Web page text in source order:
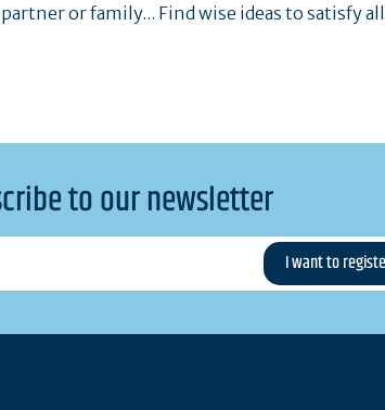
or family... Find wise ideas to satisfy
to our newsletter